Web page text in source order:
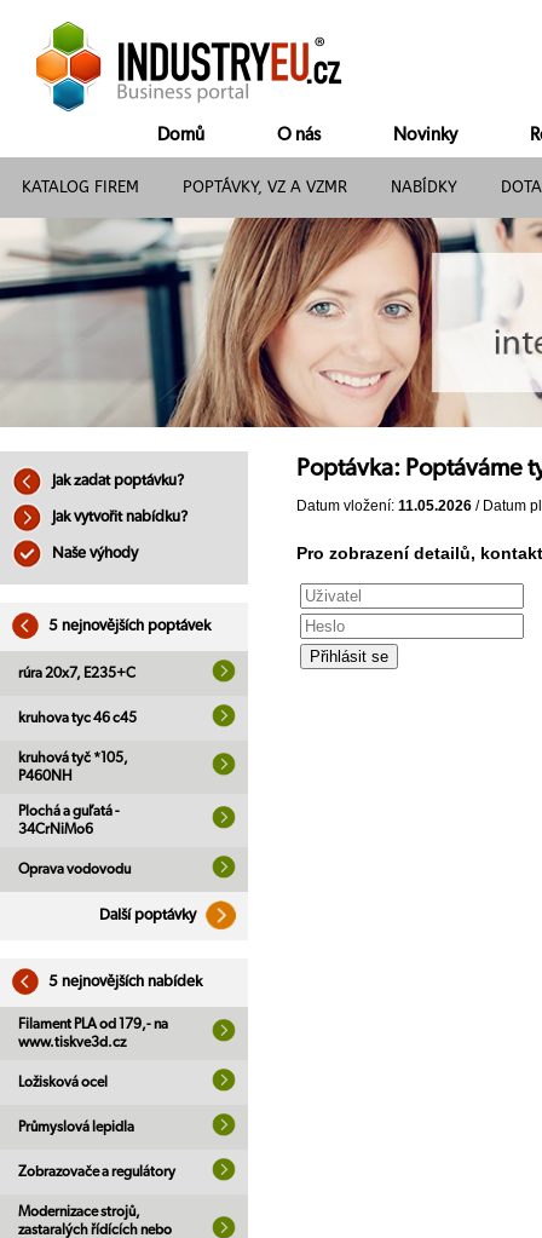
Domů O nás Novinky
KATALOG FIREM POPTÁVKY, VZ A VZMR NABÍDKY
Jak zadat poptávku?
Jak vytvořit nabídku?
Naše výhody
5 nejnovějších poptávek
rúra 20x7, E235+C
kruhova tyc 46 c45
kruhová tyč *105,
P460NH
Plochá a guľatá -
34CrNiMo6
Oprava vodovodu
Další poptávky
5 nejnovějších nabídek
Filament PLA od 179,- na
www.tiskve3d.cz
Ložisková ocel
Průmyslová lepidla
Zobrazovače a regulátory
Modernizace strojů,
zastaralých řídících nebo
Poptávka: Poptáváme
Datum vložení: 11.05.2026 / Datum
Pro zobrazení detailů,